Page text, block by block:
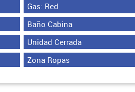
Gas: Red
Baño Cabina
Unidad Cerrada
Zona Ropas